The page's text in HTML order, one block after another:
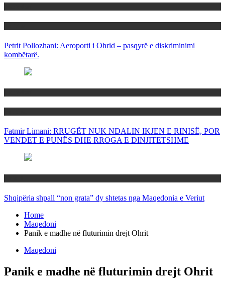
Petrit Pollozhani: Aeroporti i Ohrid – pasqyrë e diskriminimi
kombëtarë.
Fatmir Limani: RRUGËT NUK NDALIN IKJEN E RINISË, POR
VENDET E PUNËS DHE RROGA E DINJITETSHME
Shqipëria shpall “non grata” dy shtetas nga Maqedonia e Veriut
Home
Maqedoni
Panik e madhe në fluturimin drejt Ohrit
Maqedoni
Panik e madhe në fluturimin drejt Ohrit